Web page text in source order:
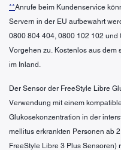
**Anrufe beim Kundenservice
Servern in der EU aufbewahrt
0800 804 404, 0800 102 102
Vorgehen zu. Kostenlos aus dem
im Inland.
Der Sensor der FreeStyle Libre
Verwendung mit einem
Glukosekonzentration in der
mellitus erkrankten Personen ab
FreeStyle Libre 3 Plus Sensoren)